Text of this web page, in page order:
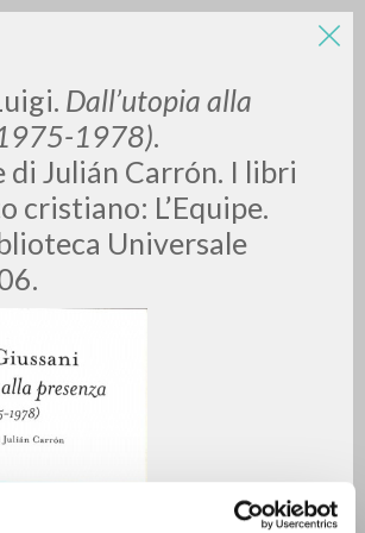
Dall’utopia alla
1978).
di Julián Carrón. I libri
cristiano: L’Equipe.
Universale
LUIGI
scritti